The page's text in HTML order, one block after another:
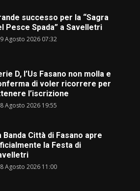
successo per la “Sagra
Pesce Spada” a Savelletri
Agosto 2026 07:32
D, l’Us Fasano non molla e
di voler ricorrere per
l’iscrizione
Agosto 2026 19:55
Banda Città di Fasano apre
la Festa di
Agosto 2026 11:00